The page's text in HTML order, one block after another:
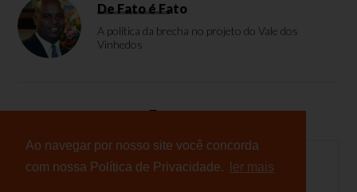
Ao navegar por nosso site você concorda
com nossa Política de Privacidade.
ler mais
De Fato é Fato
A política da brecha no projeto do Vale dos
Vinhedos
Enquete